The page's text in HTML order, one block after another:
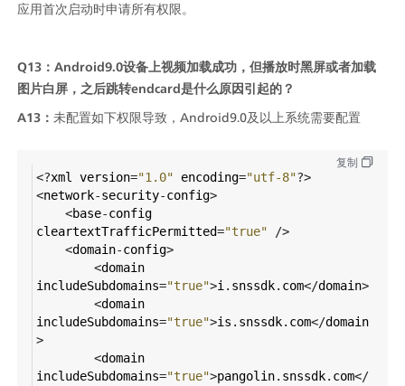
应用首次启动时申请所有权限。
Q13：Android9.0设备上视频加载成功，但播放时黑屏或者加载
图片白屏，之后跳转endcard是什么原因引起的？
A13：未配置如下权限导致，Android9.0及以上系统需要配置
复制
<?xml version="1.0" encoding="utf-8"?>
<network-security-config>
<base-config
cleartextTrafficPermitted="true"
/>
<domain-config>
<domain
includeSubdomains="true">i. snssdk. com</domain>
<domain
includeSubdomains="true">is . snssdk. com</domain
>
<domain
includeSubdomains="true">pangolin. snssdk. com</